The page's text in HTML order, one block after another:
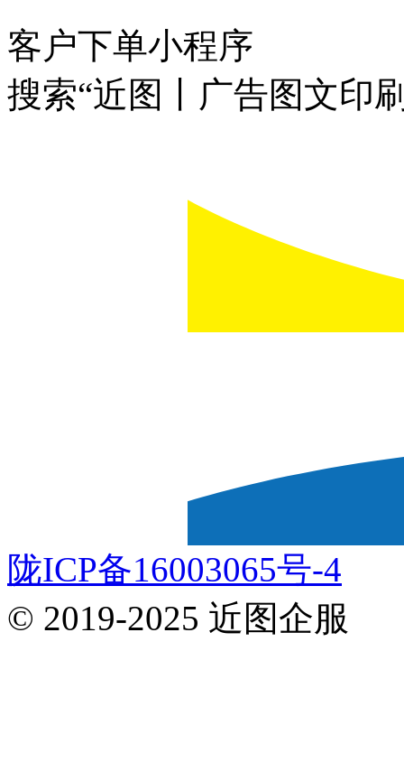
客户下单小程序
搜索“近图丨广告图文印
陇ICP备16003065号-4
© 2019-2025 近图企服